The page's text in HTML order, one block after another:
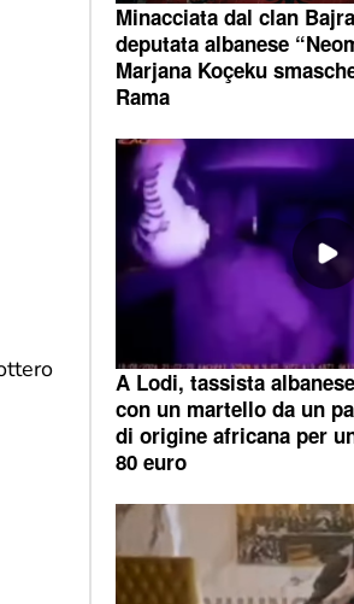
Minacciata dal clan
deputata albanese
Marjana Koçeku
Rama
A Lodi, tassista
con un martello da un
di origine africana per
80 euro